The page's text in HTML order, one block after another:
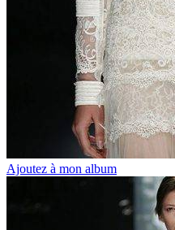
Ajoutez à mon album